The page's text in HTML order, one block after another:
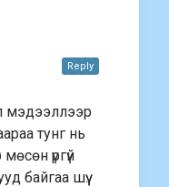
мэдээллээр
тунг нь
мөсөн үргүй
байгаа шүү.
Reply